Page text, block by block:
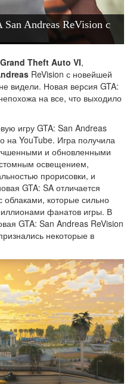
Andreas ReVision с
Grand Theft Auto VI,
ReVision с новейшей
видели. Новая версия GTA:
на все, что выходило
игру GTA: San Andreas
на YouTube. Игра получила
и обновленными
освещением,
прорисовки, и
GTA: SA отличается
которые сильно
фанатов игры. В
GTA: San Andreas ReVision
некоторые в